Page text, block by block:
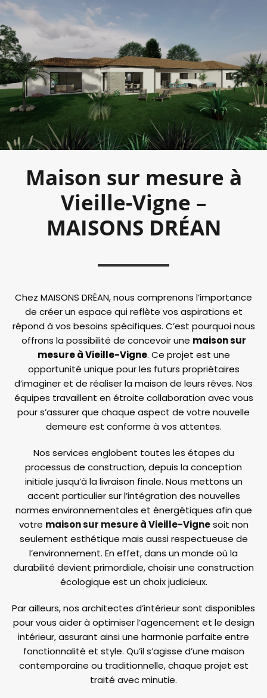
Maison sur mesure à
Vieille-Vigne –
MAISONS DRÉAN
Chez MAISONS DRÉAN, nous comprenons l’importance
de créer un espace qui reflète vos aspirations et
répond à vos besoins spécifiques. C’est pourquoi nous
offrons la possibilité de concevoir une maison sur
mesure à Vieille-Vigne. Ce projet est une
opportunité unique pour les futurs propriétaires
d’imaginer et de réaliser la maison de leurs rêves. Nos
équipes travaillent en étroite collaboration avec vous
pour s’assurer que chaque aspect de votre nouvelle
demeure est conforme à vos attentes.
Nos services englobent toutes les étapes du
processus de construction, depuis la conception
initiale jusqu’à la livraison finale. Nous mettons un
accent particulier sur l’intégration des nouvelles
normes environnementales et énergétiques afin que
votre maison sur mesure à Vieille-Vignesoit non
seulement esthétique mais aussi respectueuse de
l’environnement. En effet, dans un monde où la
durabilité devient primordiale, choisir une construction
écologique est un choix judicieux.
Par ailleurs, nos architectes d’intérieur sont disponibles
pour vous aider à optimiser l’agencement et le design
intérieur, assurant ainsi une harmonie parfaite entre
fonctionnalité et style. Qu’il s’agisse d’une maison
contemporaine ou traditionnelle, chaque projet est
traité avec minutie.